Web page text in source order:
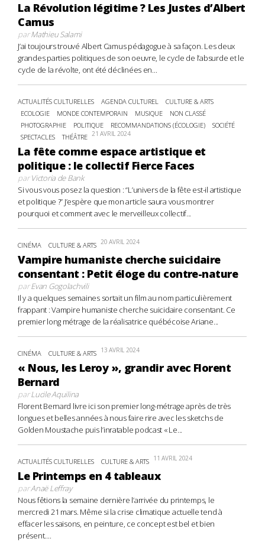
La Révolution légitime ? Les Justes d’Albert
Camus
parMathieu Salami
J’ai toujours trouvé Albert Camus pédagogue à sa façon. Les deux
grandes parties politiques de son oeuvre, le cycle de l’absurde et le
cycle de la révolte, ont été déclinées en...
ACTUALITÉS CULTURELLES AGENDA CULTUREL
CULTURE & ARTS
ECOLOGIE
MONDE CONTEMPORAIN MUSIQUE
NON CLASSÉ
PHOTOGRAPHIE
POLITIQUE RECOMMANDATIONS (ÉCOLOGIE)
SOCIÉTÉ
SPECTACLES
THÉÂTRE 21 AVRIL 2024
La fête comme espace artistique et
politique : le collectif Fierce Faces
parVictoria de Bank
Si vous vous posez la question : “L’univers de la fête est-il artistique
et politique ?” J’espère que mon article saura vous montrer
pourquoi et comment avec le merveilleux collectif...
CINÉMA CULTURE & ARTS 20 AVRIL 2024
Vampire humaniste cherche suicidaire
consentant : Petit éloge du contre-nature
parEvan Gogolachvili
Il y a quelques semaines sortait un film au nom particulièrement
frappant : Vampire humaniste cherche suicidaire consentant. Ce
premier long métrage de la réalisatrice québécoise Ariane...
CINÉMA CULTURE & ARTS 13 AVRIL 2024
« Nous, les Leroy », grandir avec Florent
Bernard
parLucile Aquilina
Florent Bernard livre ici son premier long-métrage après de très
longues et belles années à nous faire rire avec les sketchs de
Golden Moustache puis l’inratable podcast « Le...
ACTUALITÉS CULTURELLES CULTURE & ARTS 11 AVRIL 2024
Le Printemps en 4 tableaux
parAnaë Leffray
Nous fêtions la semaine dernière l’arrivée du printemps, le
mercredi 21 mars. Même si la crise climatique actuelle tend à
effacer les saisons, en peinture, ce concept est bel et bien
présent....